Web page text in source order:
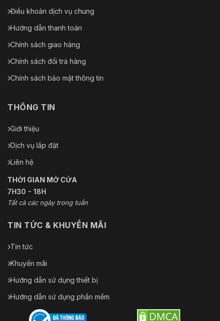
Điều khoản dịch vụ chung
Hướng dẫn thanh toán
Chính sách giao hàng
Chính sách đổi trả hàng
Chính sách bảo mật thông tin
THÔNG TIN
Giới thiệu
Dịch vụ lắp đặt
Liên hệ
THỜI GIAN MỞ CỬA
7H30 - 18H
Tất cả các ngày trong tuần
TIN TỨC & KHUYẾN MÃI
Tin tức
Khuyến mãi
Hướng dẫn sử dụng thiết bị
Hướng dẫn sử dụng phần mềm